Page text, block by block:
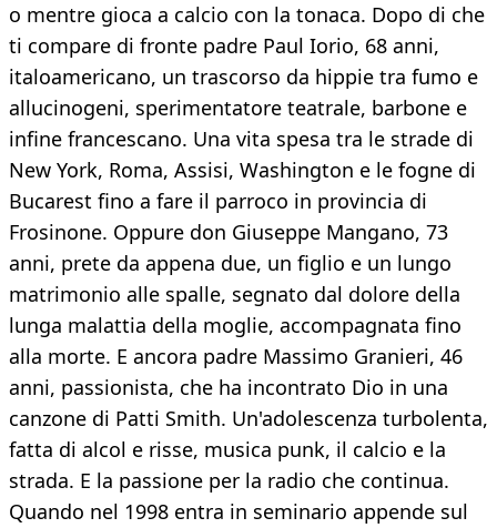
o mentre gioca a calcio con la tonaca. Dopo di che
ti compare di fronte padre Paul Iorio, 68 anni,
italoamericano, un trascorso da hippie tra fumo e
allucinogeni, sperimentatore teatrale, barbone e
infine francescano. Una vita spesa tra le strade di
New York, Roma, Assisi, Washington e le fogne di
Bucarest fino a fare il parroco in provincia di
Frosinone. Oppure don Giuseppe Mangano, 73
anni, prete da appena due, un figlio e un lungo
matrimonio alle spalle, segnato dal dolore della
lunga malattia della moglie, accompagnata fino
alla morte. E ancora padre Massimo Granieri, 46
anni, passionista, che ha incontrato Dio in una
canzone di Patti Smith. Un'adolescenza turbolenta,
fatta di alcol e risse, musica punk, il calcio e la
strada. E la passione per la radio che continua.
Quando nel 1998 entra in seminario appende sul